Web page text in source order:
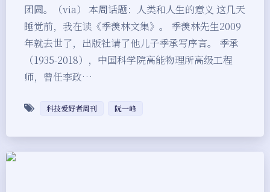
团圆。（via） 本周话题：人类和人生的意义 这几天
睡觉前，我在读《季羡林文集》。 季羡林先生2009
年就去世了，出版社请了他儿子季承写序言。 季承
（1935-2018），中国科学院高能物理所高级工程
师，曾任李政…
科技爱好者周刊 阮一峰